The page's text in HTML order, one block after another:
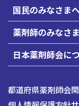
国民のみなさま
薬剤師のみなさ
日本薬剤師会に
都道府県薬剤師会